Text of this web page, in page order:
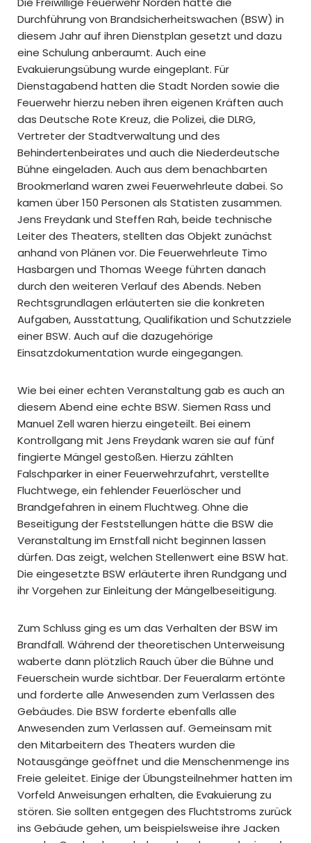
Durchführung von Brandsicherheitswachen (BSW) in
diesem Jahr auf ihren Dienstplan gesetzt und dazu
eine Schulung anberaumt. Auch eine
Evakuierungsübung wurde eingeplant. Für
Dienstagabend hatten die Stadt Norden sowie die
Feuerwehr hierzu neben ihren eigenen Kräften auch
das Deutsche Rote Kreuz, die Polizei, die DLRG,
Vertreter der Stadtverwaltung und des
Behindertenbeirates und auch die Niederdeutsche
Bühne eingeladen. Auch aus dem benachbarten
Brookmerland waren zwei Feuerwehrleute dabei. So
kamen über 150 Personen als Statisten zusammen.
Jens Freydank und Steffen Rah, beide technische
Leiter des Theaters, stellten das Objekt zunächst
anhand von Plänen vor. Die Feuerwehrleute Timo
Hasbargen und Thomas Weege führten danach
durch den weiteren Verlauf des Abends. Neben
Rechtsgrundlagen erläuterten sie die konkreten
Aufgaben, Ausstattung, Qualifikation und Schutzziele
einer BSW. Auch auf die dazugehörige
Einsatzdokumentation wurde eingegangen.
Wie bei einer echten Veranstaltung gab es auch an
diesem Abend eine echte BSW. Siemen Rass und
Manuel Zell waren hierzu eingeteilt. Bei einem
Kontrollgang mit Jens Freydank waren sie auf fünf
fingierte Mängel gestoßen. Hierzu zählten
Falschparker in einer Feuerwehrzufahrt, verstellte
Fluchtwege, ein fehlender Feuerlöscher und
Brandgefahren in einem Fluchtweg. Ohne die
Beseitigung der Feststellungen hätte die BSW die
Veranstaltung im Ernstfall nicht beginnen lassen
dürfen. Das zeigt, welchen Stellenwert eine BSW hat.
Die eingesetzte BSW erläuterte ihren Rundgang und
ihr Vorgehen zur Einleitung der Mängelbeseitigung.
Zum Schluss ging es um das Verhalten der BSW im
Brandfall. Während der theoretischen Unterweisung
waberte dann plötzlich Rauch über die Bühne und
Feuerschein wurde sichtbar. Der Feueralarm ertönte
und forderte alle Anwesenden zum Verlassen des
Gebäudes. Die BSW forderte ebenfalls alle
Anwesenden zum Verlassen auf. Gemeinsam mit
den Mitarbeitern des Theaters wurden die
Notausgänge geöffnet und die Menschenmenge ins
Freie geleitet. Einige der Übungsteilnehmer hatten im
Vorfeld Anweisungen erhalten, die Evakuierung zu
stören. Sie sollten entgegen des Fluchtstroms zurück
ins Gebäude gehen, um beispielsweise ihre Jacken